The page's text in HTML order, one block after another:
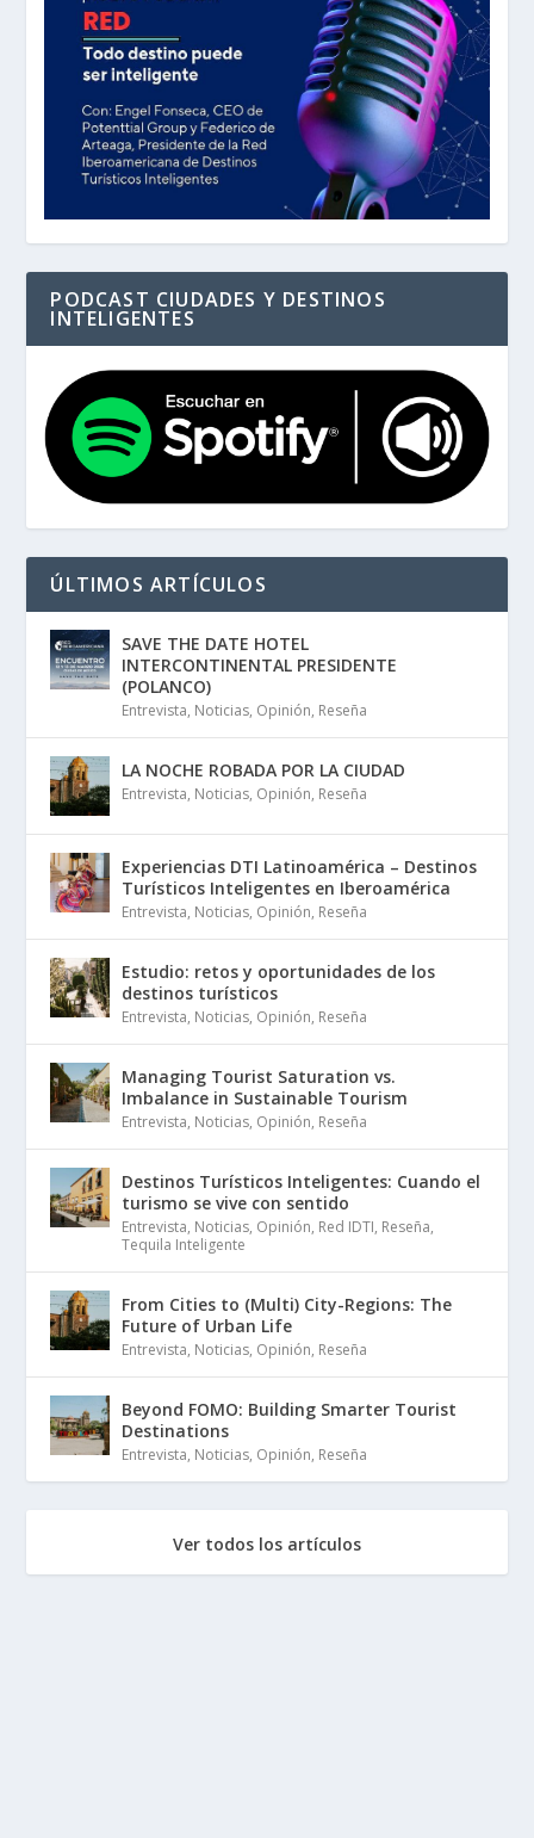
PODCAST CIUDADES Y DESTINOS
INTELIGENTES
ÚLTIMOS ARTÍCULOS
SAVE THE DATE HOTEL
INTERCONTINENTAL PRESIDENTE
(POLANCO)
Entrevista, Noticias, Opinión, Reseña
LA NOCHE ROBADA POR LA CIUDAD
Entrevista, Noticias, Opinión, Reseña
Experiencias DTI Latinoamérica – Destinos
Turísticos Inteligentes en Iberoamérica
Entrevista, Noticias, Opinión, Reseña
Estudio: retos y oportunidades de los
destinos turísticos
Entrevista, Noticias, Opinión, Reseña
Managing Tourist Saturation vs.
Imbalance in Sustainable Tourism
Entrevista, Noticias, Opinión, Reseña
Destinos Turísticos Inteligentes: Cuando el
turismo se vive con sentido
Entrevista, Noticias, Opinión, Red IDTI, Reseña,
Tequila Inteligente
From Cities to (Multi) City-Regions: The
Future of Urban Life
Entrevista, Noticias, Opinión, Reseña
Beyond FOMO: Building Smarter Tourist
Destinations
Entrevista, Noticias, Opinión, Reseña
Ver todos los artículos